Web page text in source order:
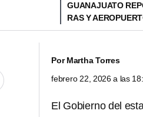
GUANAJUATO
RAS Y
PorMartha Torres
febrero 22, 2026 a las
El Gobierno del